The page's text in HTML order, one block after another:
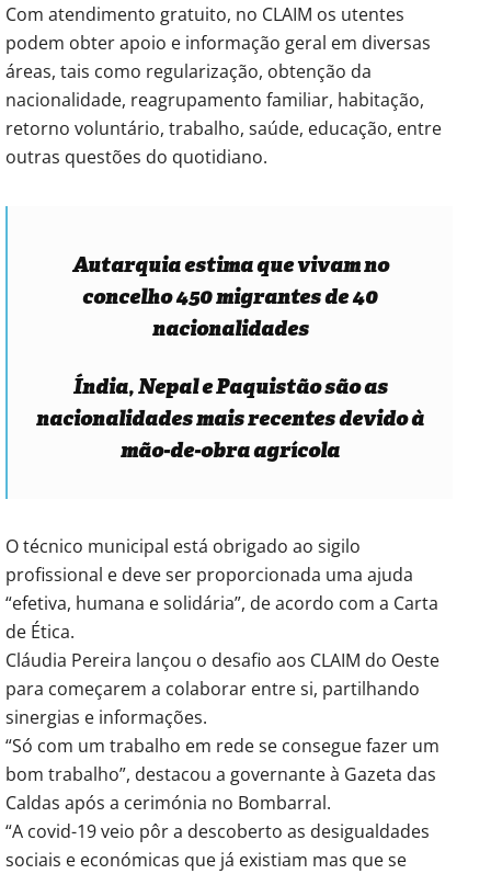
Com atendimento gratuito, no CLAIM os utentes
podem obter apoio e informação geral em diversas
áreas, tais como regularização, obtenção da
nacionalidade, reagrupamento familiar, habitação,
retorno voluntário, trabalho, saúde, educação, entre
outras questões do quotidiano.
Autarquia estima que vivam no
concelho 450 migrantes de 40
nacionalidades
Índia, Nepal e Paquistão são as
nacionalidades mais recentes devido à
mão-de-obra agrícola
O técnico municipal está obrigado ao sigilo
profissional e deve ser proporcionada uma ajuda
“efetiva, humana e solidária”, de acordo com a Carta
de Ética.
Cláudia Pereira lançou o desafio aos CLAIM do Oeste
para começarem a colaborar entre si, partilhando
sinergias e informações.
“Só com um trabalho em rede se consegue fazer um
bom trabalho”, destacou a governante à Gazeta das
Caldas após a cerimónia no Bombarral.
“A covid-19 veio pôr a descoberto as desigualdades
sociais e económicas que já existiam mas que se